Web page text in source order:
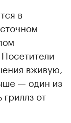
в
вживую,
— один из
от